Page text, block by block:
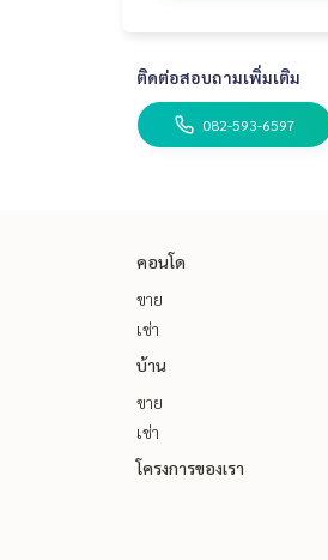
ติดต่อสอบถามเพิ่มเติม
082-593-6597
คอนโด
ขาย
เช่า
บ้าน
ขาย
เช่า
โครงการของเรา